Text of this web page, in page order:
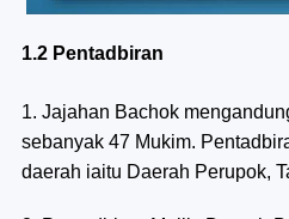
1.2 Pentadbiran
1. Jajahan Bachok
sebanyak 47 Mukim.
daerah iaitu Daerah Perupok,